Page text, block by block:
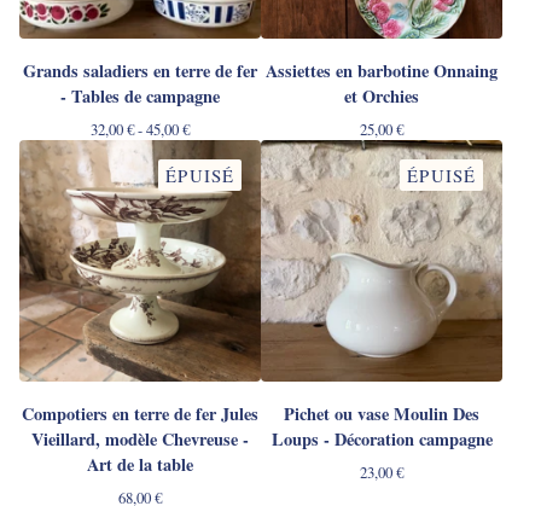
Grands saladiers en terre de fer
- Tables de campagne
32,00€- 45,00€
Assiettes en barbotine Onnaing
et Orchies
25,00€
ÉPUISÉ
Compotiers en terre de fer Jules
Vieillard, modèle Chevreuse -
Art de la table
68,00€
ÉPUISÉ
Pichet ou vase Moulin Des
Loups - Décoration campagne
23,00€